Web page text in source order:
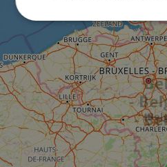
Strictement
nécessaires
Fonctionnalité